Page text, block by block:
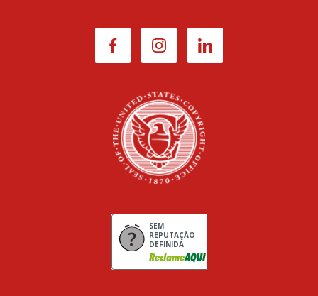
SEM
REPUTAÇÃO
DEFINIDA